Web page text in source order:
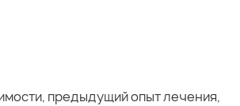
предыдущий опыт лечения,